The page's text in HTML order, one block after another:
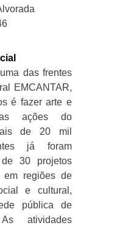
das frentes
EMCANTAR,
é fazer arte e
ações do
de 20 mil
já foram
30 projetos
em regiões de
e cultural,
pública de
atividades